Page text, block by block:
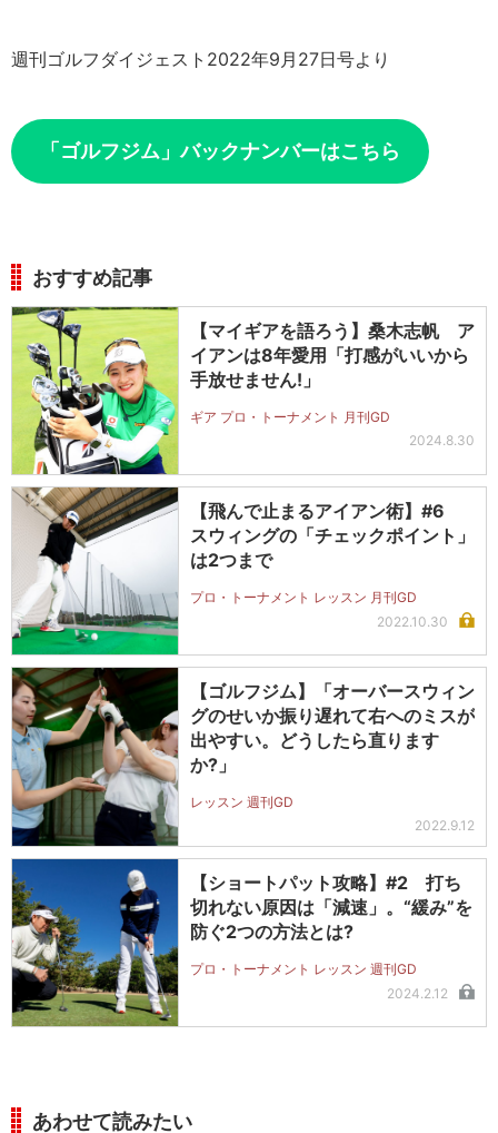
週刊ゴルフダイジェスト2022年9月27日号より
「ゴルフジム」バックナンバーはこちら
おすすめ記事
【マイギアを語ろう】桑木志帆 ア
イアンは8年愛用「打感がいいから
手放せません!」
ギア プロ・トーナメント 月刊GD
2024.8.30
【飛んで止まるアイアン術】#6
スウィングの「チェックポイント」
は2つまで
プロ・トーナメント レッスン 月刊GD
2022.10.30
【ゴルフジム】「オーバースウィン
グのせいか振り遅れて右へのミスが
出やすい。どうしたら直ります
か?」
レッスン 週刊GD
2022.9.12
【ショートパット攻略】#2 打ち
切れない原因は「減速」。“緩み”を
防ぐ2つの方法とは?
プロ・トーナメント レッスン 週刊GD
2024.2.12
あわせて読みたい